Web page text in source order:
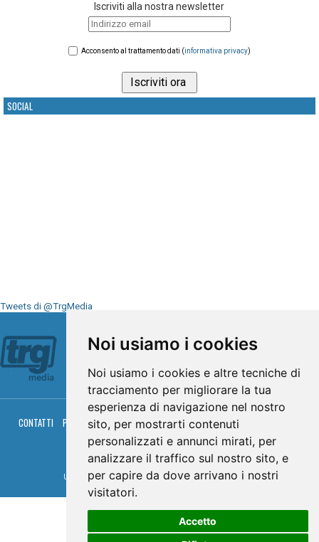
Noi usiamo i cookies
Noi usiamo i cookies e altre tecniche di
tracciamento per migliorare la tua
esperienza di navigazione nel nostro
sito, per mostrarti contenuti
personalizzati e annunci mirati, per
analizzare il traffico sul nostro sito, e
per capire da dove arrivano i nostri
visitatori.
Accetto
Iscriviti alla nostra newsletter
Acconsento al trattamento dati (informativa privacy)
SOCIAL
Tweets di @TrgMedia
CONTATTI PRIVACY COOKIES PALINSESTO DIRETTA TV
RGM HITRADIO
© TRG Media 2005-2026
Umbria Televisioni s.r.l. - P.I.00496230541 -www.trgmedia.it- Powered by